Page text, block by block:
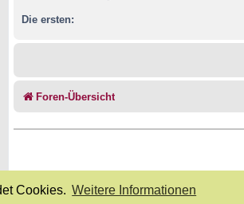
Cookies. Weitere Informationen
Die ersten:
Foren-Übersicht